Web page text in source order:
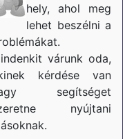
hely, ahol meg
lehet beszélni a
várunk oda,
kérdése van
segítséget
nyújtani